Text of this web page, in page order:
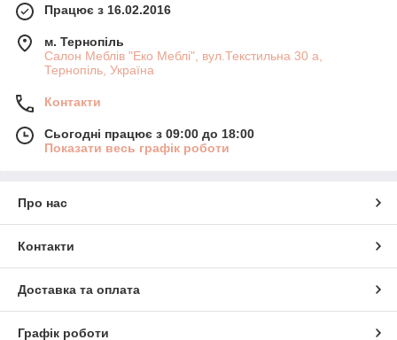
Працює з 16.02.2016
м. Тернопіль
Салон Меблів "Еко Меблі", вул.Текстильна 30 а,
Тернопіль, Україна
Контакти
Сьогодні працює з 09:00 до 18:00
Показати весь графік роботи
Про нас
Контакти
Доставка та оплата
Графік роботи